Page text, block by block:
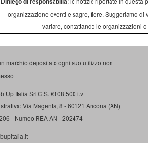
organizzazione eventi e sagre, fiere. Suggeriamo di
variare, contattando le organizzazioni
marchio depositato ogni suo utilizzo non
Up Italia Srl C.S. €108.500 i.v
Via Magenta, 8 - 60121 Ancona (AN)
- Numeo REA AN - 202474